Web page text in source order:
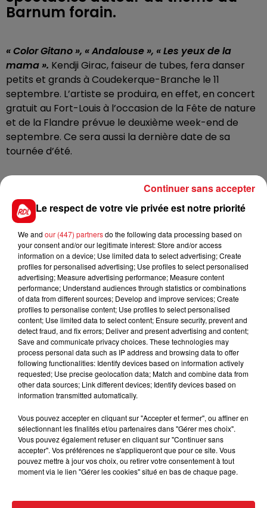
Barnum forain.
« Color Gitano », « Andalouse », « Les yeux de la
mama ». Kendji Girac, faiseur de tubes, fera danser
petits et grands à Coudekerque-Branche le 11
septembre. L’artiste se produira, en effet, en concert
gratuit au Fort-Louis à l’occasion de la Fête de nature
et de la Flandre prévue le deuxième week-end de
septembre. Ce sera aussi la dernière date de sa
tournée d’été.
Pendant deux jours, la Ville vivra au rythme de
nombreuses animations pour marquer la fin de l’été.
Traditionnellement axée sur une thématique,cette
année, la fête s’inspirera du cirque américain
Barnum. Hypnose, saltimbanques, savant fou,
« monsieur bulle », orgue de Barbarie, spectacle sous
le grand chapiteau, et même un numéro unique en
Europe de « femme canon » : le programme proposé
sera chargé !
Les visiteurs et participants retrouveront aussi la
grande brocante de plus de 2 200 stands de
particuliers, la braderie des commerçants, le feu
d’artifice et le cinéma de plein air.
FIL D'ACTUS
Le respect de votre vie privée est notre priorité
We and our (447) partnersdo the following data processing based on
your consent and/or our legitimate interest: Store and/or access
information on a device; Use limited data to select advertising; Create
profiles for personalised advertising; Use profiles to select personalised
advertising; Measure advertising performance; Measure content
performance; Understand audiences through statistics or combinations
of data from different sources; Develop and improve services; Create
profiles to personalise content; Use profiles to select personalised
content; Use limited data to select content; Ensure security, prevent and
detect fraud, and fix errors; Deliver and present advertising and content;
Save and communicate privacy choices. These technologies may
process personal data such as IP address and browsing data to offer
following functionalities: Identify devices based on information actively
requested; Use precise geolocation data; Match and combine data from
other data sources; Link different devices; Identify devices based on
information transmitted automatically.
Vous pouvez accepter en cliquant sur "Accepter et fermer", ou affiner en
sélectionnant les finalités et/ou partenaires dans "Gérer mes choix".
Vous pouvez également refuser en cliquant sur "Continuer sans
accepter". Vos préférences ne s'appliqueront que pour ce site. Vous
pouvez mettre à jour vos choix, ou retirer votre consentement à tout
moment via le lien "Gérer les cookies" situé en bas de chaque page.
Continuer sans accepter